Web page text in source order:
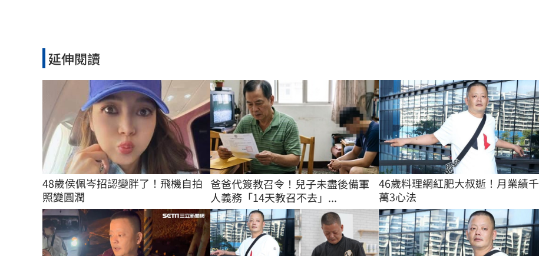
延伸閱讀
48歲侯佩岑招認變胖了！飛機自拍
照變圓潤
爸爸代簽教召令！兒子未盡後備軍
人義務「14天教召不去」...
46歲料理網紅肥大叔逝！月業績千
萬3心法